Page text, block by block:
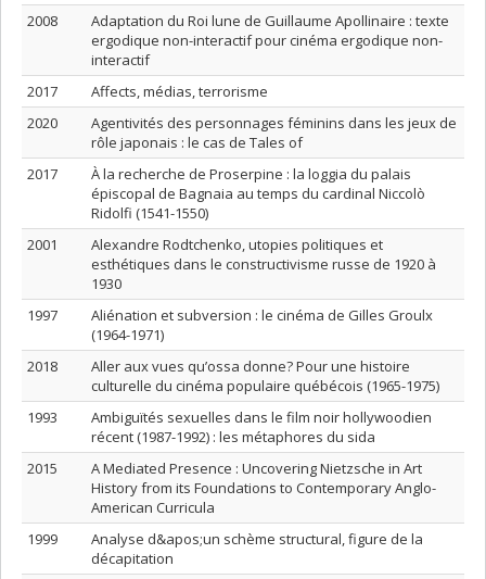
2008
Adaptation du Roi lune de Guillaume Apollinaire : texte
ergodique non-interactif pour cinéma ergodique non-
interactif
2017
Affects, médias, terrorisme
2020
Agentivités des personnages féminins dans les jeux de
rôle japonais : le cas de Tales of
2017
À la recherche de Proserpine : la loggia du palais
épiscopal de Bagnaia au temps du cardinal Niccolò
Ridolfi (1541-1550)
2001
Alexandre Rodtchenko, utopies politiques et
esthétiques dans le constructivisme russe de 1920 à
1930
1997
Aliénation et subversion : le cinéma de Gilles Groulx
(1964-1971)
2018
Aller aux vues qu’ossa donne? Pour une histoire
culturelle du cinéma populaire québécois (1965-1975)
1993
Ambiguïtés sexuelles dans le film noir hollywoodien
récent (1987-1992) : les métaphores du sida
2015
A Mediated Presence : Uncovering Nietzsche in Art
History from its Foundations to Contemporary Anglo-
American Curricula
1999
Analyse d&apos;un schème structural, figure de la
décapitation